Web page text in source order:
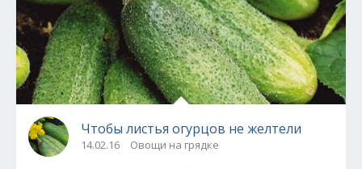
Чтобы листья огурцов не желтели
14.02.16 Овощи на грядке